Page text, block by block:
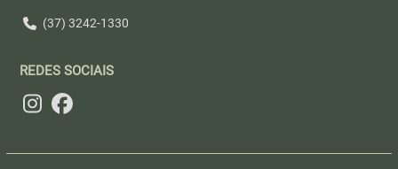
(37) 3242-1330
REDES SOCIAIS